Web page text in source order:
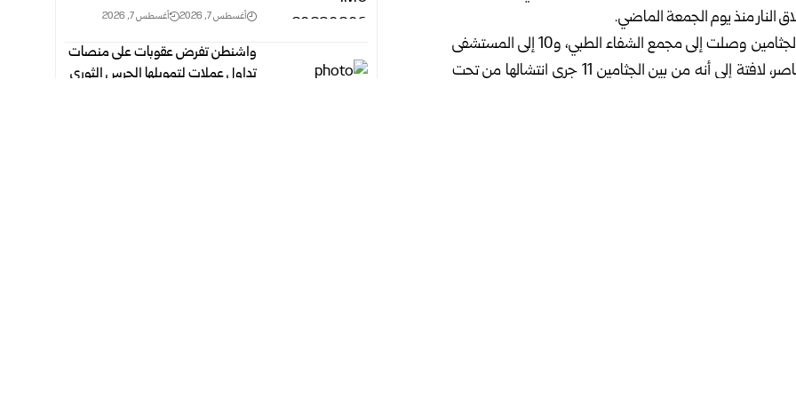
النار منذ يوم الجمعة الماضي.
ونقلت وكالة وفا الفلسطينية عن المصادر قولها: إن 3 من الجثامين وصلت إلى مجمع الشفاء الطبي، و10 إلى المستشفى
الأهلي المعمداني، بينما وصل جثمان واحد إلى مستشفى ناصر، لافتة إلى أنه من بين الجثامين 11 جرى انتشالها من تحت
أغسطس 7, 2026 أغسطس 7, 2026
واشنطن تفرض عقوبات على منصات
تداول عملات لتمويلها الحرس الثوري